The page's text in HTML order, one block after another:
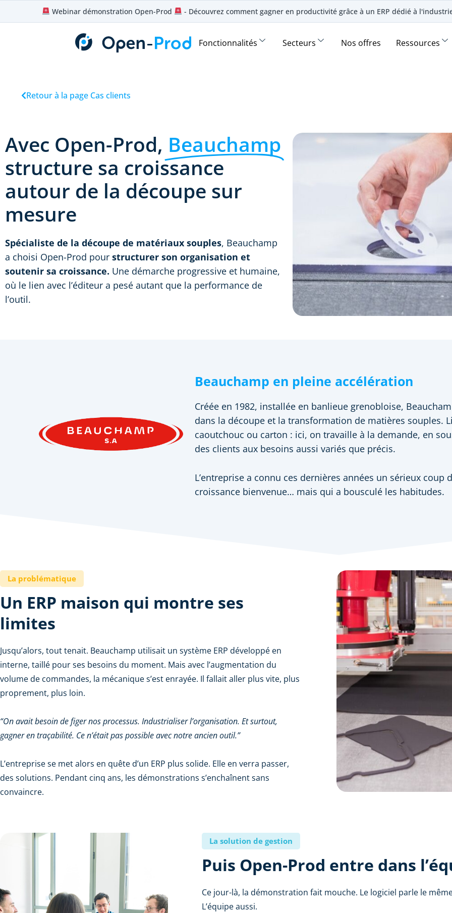
Webinar démonstration Open-Prod - Découvrez comment gagner en productivité grâce à un ERP dédié à
Fonctionnalités Secteurs Nos offres Ressources
Retour à la page Cas clients
Avec Open-Prod, Beauchamp
structure sa croissance
autour de la découpe sur
mesure
Spécialiste de la découpe de matériaux souples, Beauchamp
a choisi Open-Prod pour structurer son organisation et
soutenir sa croissance. Une démarche progressive et humaine,
où le lien avec l’éditeur a pesé autant que la performance de
l’outil.
Beauchamp en pleine accélération
Créée en 1982, installée en banlieue grenobloise,
dans la découpe et la transformation de matières souples.
caoutchouc ou carton : ici, on travaille à la demande, en
des clients aux besoins aussi variés que précis.
L’entreprise a connu ces dernières années un sérieux coup
croissance bienvenue… mais qui a bousculé les habitudes.
La problématique
Un ERP maison qui montre ses
limites
Jusqu’alors, tout tenait. Beauchamp utilisait un système ERP développé en
interne, taillé pour ses besoins du moment. Mais avec l’augmentation du
volume de commandes, la mécanique s’est enrayée. Il fallait aller plus vite, plus
proprement, plus loin.
“On avait besoin de figer nos processus. Industrialiser l’organisation. Et surtout,
gagner en traçabilité. Ce n’était pas possible avec notre ancien outil.”
L’entreprise se met alors en quête d’un ERP plus solide. Elle en verra passer,
des solutions. Pendant cinq ans, les démonstrations s’enchaînent sans
convaincre.
La solution de gestion
Puis Open-Prod entre dans
Ce jour-là, la démonstration fait mouche. Le logiciel parle le
L’équipe aussi.